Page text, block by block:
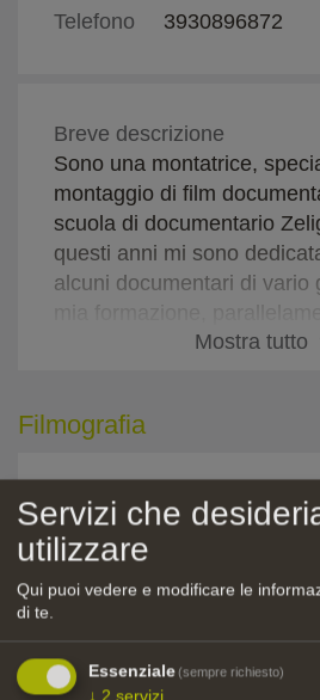
Telefono
3930896872
Breve descrizione
Sono una montatrice,
montaggio di film
scuola di documentario
questi anni mi sono
alcuni documentari di vario
sono cimentata nella
documentaristici che di
Mostra tutto
Filmografia
Montaggio
Anno Titolo
2022
Cloudy Memories
2021
Enemy
Servizi che
utilizzare
Qui puoi vedere e modificare le
di te.
Essenziale(sempre richiesto)
↓ 2 servizi